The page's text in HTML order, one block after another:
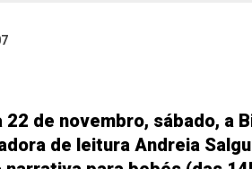
22 de novembro, sábado, a
de leitura Andreia